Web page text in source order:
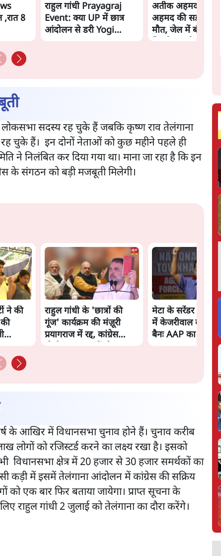
8
राहुल गांधी Prayagraj
Event: क्या UP में छात्र
आंदोलन से डरी Yogi
अतीक अहमद के बेटे
अहमद की सड़क
मौत, जेल में बंद
से लोकसभा सदस्य रह चुके हैं जबकि कृष्ण राव तेलंगाना
रह चुके हैं। इन दोनों नेताओं को कुछ महीने पहले ही
ने निलंबित कर दिया गया था। माना जा रहा है कि इन
के संगठन को बड़ी मजबूती मिलेगी।
ने की
राहुल गांधी के 'छात्रों की
गूंज' कार्यक्रम की मंज़ूरी
प्रयागराज में रद्द, कांग्रेस
मेटा के सरेंडर के बाद
में केजरीवाल का
बैनः AAP का आरोप
के आखिर में विधानसभा चुनाव होने हैं। चुनाव करीब
लोगों को रजिस्टर्ड करने का लक्ष्य रखा है। इसको
विधानसभा क्षेत्र में 20 हजार से 30 हजार समर्थकों का
कड़ी में इसमें तेलंगाना आंदोलन में कांग्रेस की सक्रिय
को एक बार फिर बताया जायेगा। प्राप्त सूचना के
राहुल गांधी 2 जुलाई को तेलंगाना का दौरा करेंगे।